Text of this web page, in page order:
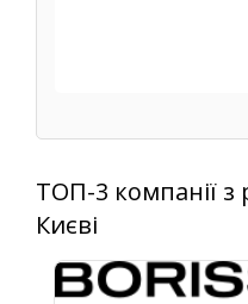
ТОП-3 компанії з
Києві